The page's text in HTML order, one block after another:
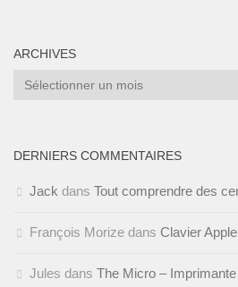
ARCHIVES
Archives
DERNIERS COMMENTAIRES
Jack dans Tout comprendre des
François Morize dans Clavier
Jules dans The Micro –